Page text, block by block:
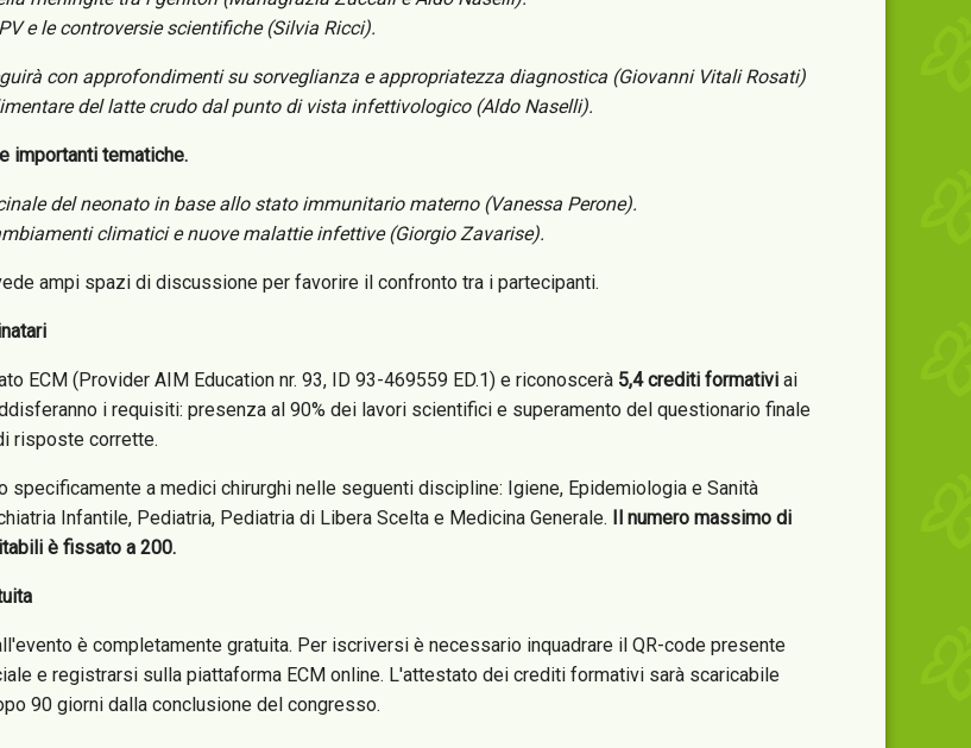
e le controversie scientifiche (Silvia Ricci).
con approfondimenti su sorveglianza e appropriatezza diagnostica (Giovanni Vitali Rosati)
del latte crudo dal punto di vista infettivologico (Aldo Naselli).
importanti tematiche.
del neonato in base allo stato immunitario materno (Vanessa Perone).
climatici e nuove malattie infettive (Giorgio Zavarise).
ampi spazi di discussione per favorire il confronto tra i partecipanti.
ECM (Provider AIM Education nr. 93, ID 93-469559 ED.1) e riconoscerà 5,4 crediti formativi ai
i requisiti: presenza al 90% dei lavori scientifici e superamento del questionario finale
risposte corrette.
specificamente a medici chirurghi nelle seguenti discipline: Igiene, Epidemiologia e Sanità
Infantile, Pediatria, Pediatria di Libera Scelta e Medicina Generale. Il numero massimo di
è fissato a 200.
è completamente gratuita. Per iscriversi è necessario inquadrare il QR-code presente
e registrarsi sulla piattaforma ECM online. L'attestato dei crediti formativi sarà scaricabile
90 giorni dalla conclusione del congresso.